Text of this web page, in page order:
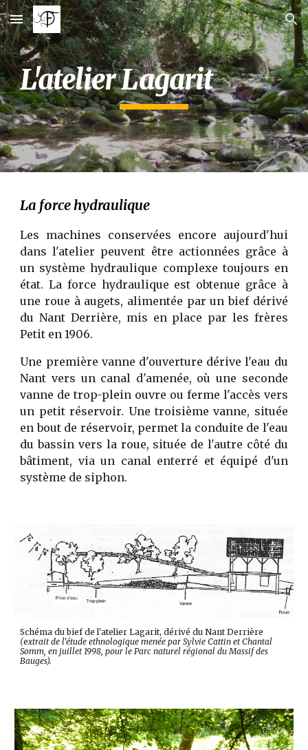
Skip to main content Skip to navigation
L'atelier Lagarit
La force hydraulique
Les machines conservées encore aujourd'hui
dans l'atelier peuvent être actionnées grâce à
un système hydraulique complexe toujours en
état. La force hydraulique est obtenue grâce à
une roue à augets, alimentée par un bief dérivé
du Nant Derrière, mis en place par les frères
Petit en 1906.
Une première vanne d'ouverture dérive l'eau du
Nant vers un canal d'amenée, où une seconde
vanne de trop-plein ouvre ou ferme l'accès vers
un petit réservoir. Une troisième vanne, située
en bout de réservoir, permet la conduite de l'eau
du bassin vers la roue, située de l'autre côté du
bâtiment, via un canal enterré et équipé d'un
système de siphon.
Schéma du bief de l'atelier Lagarit, dérivé du Nant Derrière
(extrait de l'étude ethnologique menée par Sylvie Cattin et Chantal
Somm, en juillet 1998, pour le Parc naturel régional du Massif des
Bauges).